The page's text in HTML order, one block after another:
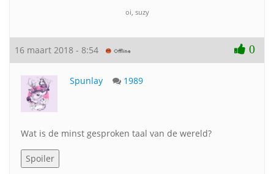
oi, suzy
16 maart 2018 - 8:54 0
Spunlay 1989
Wat is de minst gesproken taal van de wereld?